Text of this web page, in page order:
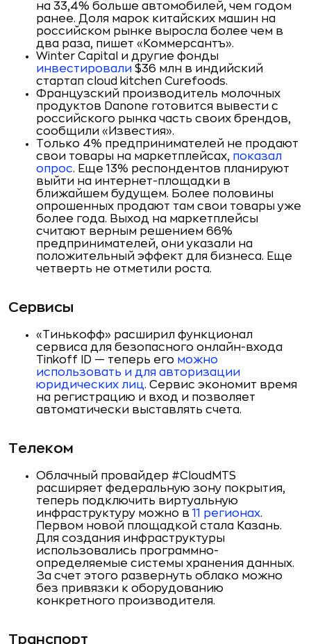
на 33,4% больше автомобилей, чем годом
ранее. Доля марок китайских машин на
российском рынке выросла более чем в
два раза, пишет «Коммерсантъ».
Winter Capital и другие фонды
инвестировали $36 млн в индийский
стартап cloud kitchen Curefoods.
Французский производитель молочных
продуктов Danone готовится вывести с
российского рынка часть своих брендов,
сообщили «Известия».
Только 4% предпринимателей не продают
свои товары на маркетплейсах, показал
опрос. Еще 13% респондентов планируют
выйти на интернет-площадки в
ближайшем будущем. Более половины
опрошенных продают там свои товары уже
более года. Выход на маркетплейсы
считают верным решением 66%
предпринимателей, они указали на
положительный эффект для бизнеса. Еще
четверть не отметили роста.
Сервисы
«Тинькофф» расширил функционал
сервиса для безопасного онлайн-входа
Tinkoff ID — теперь его можно
использовать и для авторизации
юридических лиц. Сервис экономит время
на регистрацию и вход и позволяет
автоматически выставлять счета.
Телеком
Облачный провайдер #CloudMTS
расширяет федеральную зону покрытия,
теперь подключить виртуальную
инфраструктуру можно в11 регионах.
Первом новой площадкой стала Казань.
Для создания инфраструктуры
использовались программно-
определяемые системы хранения данных.
За счет этого развернуть облако можно
без привязки к оборудованию
конкретного производителя.
Транспорт